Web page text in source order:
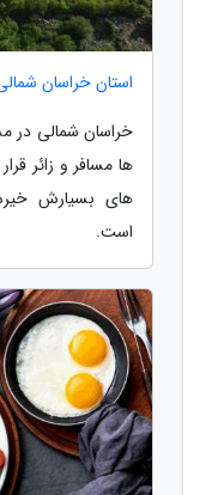
استان خراسان
خراسان شمالی در
ها مسافر و زائر
های بسیارش
است.